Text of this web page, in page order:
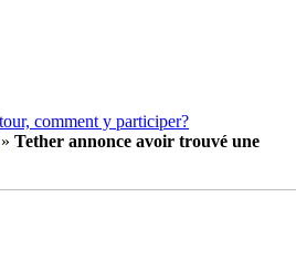
» Tether annonce avoir trouvé une